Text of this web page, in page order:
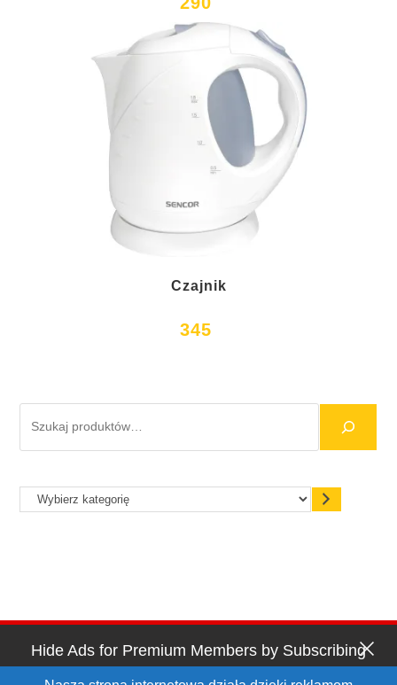
Czajnik
345
Strona główna Katalog nagród
Nowości
Oferta specjalna
Regulamin programu lojalnościowego
Hide Ads for Premium Members by Subscribing